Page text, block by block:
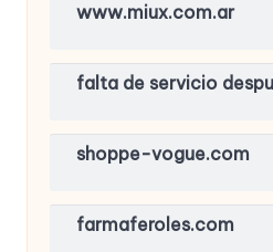
www.miux.com.ar
falta de servicio
shoppe-vogue.com
farmaferoles.com